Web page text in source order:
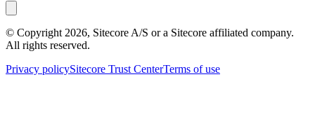
© Copyright 2026, Sitecore A/S or a Sitecore affiliated company.
All rights reserved.
Privacy policySitecore Trust CenterTerms of use